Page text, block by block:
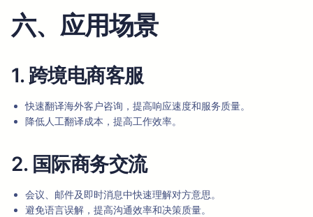
六、应用场景
1. 跨境电商客服
快速翻译海外客户咨询，提高响应速度和服务质量。
降低人工翻译成本，提高工作效率。
2. 国际商务交流
会议、邮件及即时消息中快速理解对方意思。
避免语言误解，提高沟通效率和决策质量。